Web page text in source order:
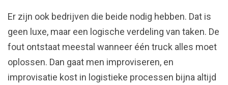
Er zijn ook bedrijven die beide nodig hebben. Dat is
geen luxe, maar een logische verdeling van taken. De
fout ontstaat meestal wanneer één truck alles moet
oplossen. Dan gaat men improviseren, en
improvisatie kost in logistieke processen bijna altijd